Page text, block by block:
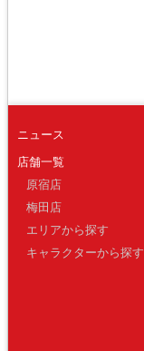
ニュース
店舗一覧
原宿店
梅田店
エリアから探す
キャラクターから探す